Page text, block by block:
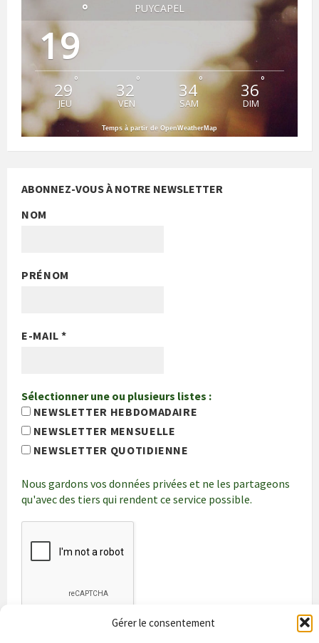
Gérer le consentement
PUYCAPEL
19
°
29 °
JEU
32 °
VEN
34°
SAM
36°
DIM
Temps à partir de OpenWeatherMap
ABONNEZ-VOUS À NOTRE NEWSLETTER
NOM
PRÉNOM
E-MAIL*
Sélectionner une ou plusieurs listes :
NEWSLETTER HEBDOMADAIRE
NEWSLETTER MENSUELLE
NEWSLETTER QUOTIDIENNE
Nous gardons vos données privées et ne les partageons
qu'avec des tiers qui rendent ce service possible.